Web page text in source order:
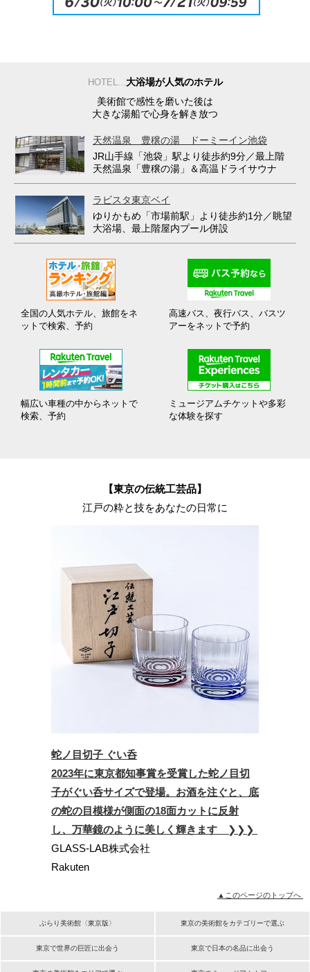
HOTEL...大浴場が人気のホテル
美術館で感性を磨いた後は
大きな湯船で心身を解き放つ
天然温泉 豊穣の湯 ドーミーイン池袋
JR山手線「池袋」駅より徒歩約9分／最上階
天然温泉「豊穣の湯」＆高温ドライサウナ
ラビスタ東京ベイ
ゆりかもめ「市場前駅」より徒歩約1分／眺望
大浴場、最上階屋内プール併設
全国の人気ホテル、旅館をネ
ットで検索、予約
高速バス、夜行バス、バスツ
アーをネットで予約
幅広い車種の中からネットで
検索、予約
ミュージアムチケットや多彩
な体験を探す
【東京の伝統工芸品】
江戸の粋と技をあなたの日常に
蛇ノ目切子 ぐい呑
2023年に東京都知事賞を受賞した蛇ノ目切
子がぐい呑サイズで登場。お酒を注ぐと、底
の蛇の目模様が側面の18面カットに反射
し、万華鏡のように美しく輝きます ❯❯❯
GLASS-LAB株式会社
Rakuten
▲このページのトップへ
ぶらり美術館〈東京版〉 東京の美術館をカテゴリーで選ぶ
東京で世界の巨匠に出会う 東京で日本の名品に出会う